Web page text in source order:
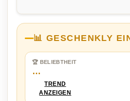
📊 GESCHENKLY
🏆 BELIEBTHEIT
…
TREND
ANZEIGEN